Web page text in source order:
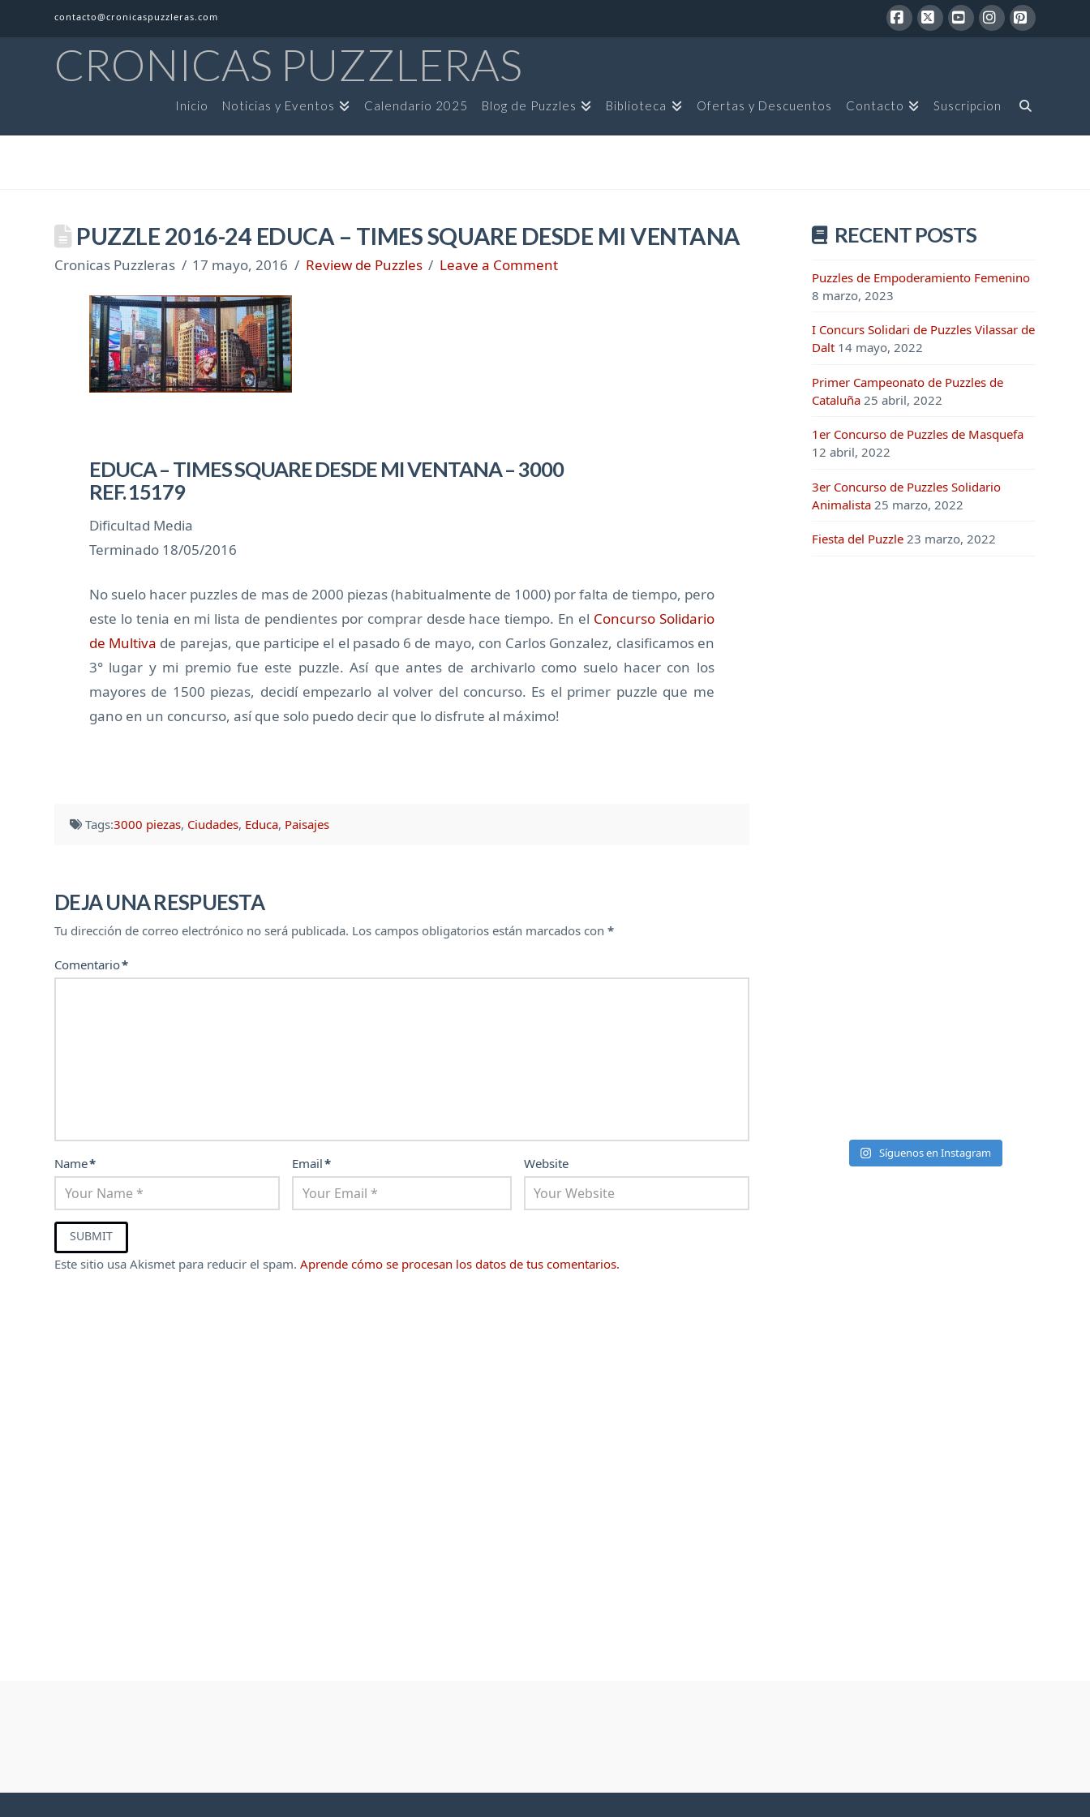
contacto@cronicaspuzzleras.com
CRONICAS PUZZLERAS
Inicio Noticias y Eventos Calendario 2025 Blog de Puzzles Biblioteca Ofertas y Descuentos Contacto Suscripcion
PUZZLE 2016-24 EDUCA – TIMES SQUARE DESDE MI VENTANA
Cronicas Puzzleras 17 mayo, 2016 Review de Puzzles Leave a Comment
EDUCA – TIMES SQUARE DESDE MI VENTANA – 3000
REF. 15179
Dificultad Media
Terminado 18/05/2016
No suelo hacer puzzles de mas de 2000 piezas (habitualmente de 1000) por falta de tiempo, pero
este lo tenia en mi lista de pendientes por comprar desde hace tiempo. En el Concurso Solidario
de Multiva de parejas, que participe el el pasado 6 de mayo, con Carlos Gonzalez, clasificamos en
3° lugar y mi premio fue este puzzle. Así que antes de archivarlo como suelo hacer con los
mayores de 1500 piezas, decidí empezarlo al volver del concurso. Es el primer puzzle que me
gano en un concurso, así que solo puedo decir que lo disfrute al máximo!
Tags:3000 piezas, Ciudades, Educa, Paisajes
DEJA UNA RESPUESTA
Tu dirección de correo electrónico no será publicada. Los campos obligatorios están marcados con*
Comentario*
Name* Email* Website
Este sitio usa Akismet para reducir el spam.Aprende cómo se procesan los datos de tus comentarios.
RECENT POSTS
Puzzles de Empoderamiento Femenino
8 marzo, 2023
I Concurs Solidari de Puzzles Vilassar de
Dalt 14 mayo, 2022
Primer Campeonato de Puzzles de
Cataluña 25 abril, 2022
1er Concurso de Puzzles de Masquefa
12 abril, 2022
3er Concurso de Puzzles Solidario
Animalista 25 marzo, 2022
Fiesta del Puzzle 23 marzo, 2022
Síguenos en Instagram